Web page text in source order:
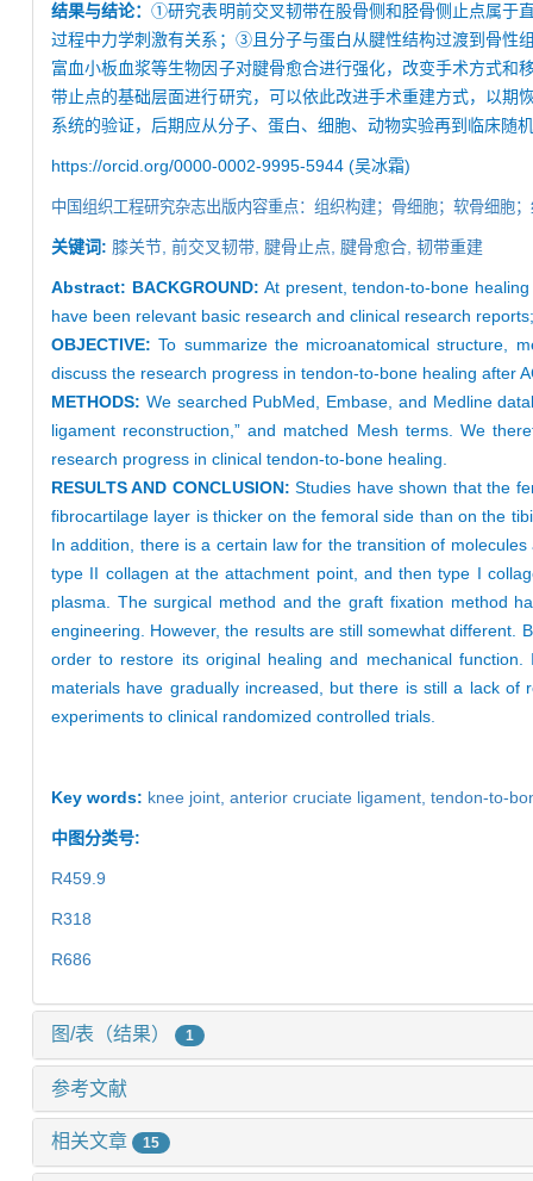
结果与结论：①研究表明前交叉韧带在股骨侧和胫骨侧止点属于
过程中力学刺激有关系；③且分子与蛋白从腱性结构过渡到骨
富血小板血浆等生物因子对腱骨愈合进行强化，改变手术方式
带止点的基础层面进行研究，可以依此改进手术重建方式，以
系统的验证，后期应从分子、蛋白、细胞、动物实验再到临床随
https://orcid.org/0000-0002-9995-5944 (吴冰霜)
中国组织工程研究杂志出版内容重点：组织构建；骨细胞；软骨细胞
关键词: 膝关节, 前交叉韧带, 腱骨止点, 腱骨愈合, 韧带重建
Abstract: BACKGROUND:At present, tendon-to-bone
have been relevant basic research and clinical research
OBJECTIVE:To summarize the microanatomical structure,
discuss the research progress in tendon-to-bone healing after
METHODS: We searched PubMed, Embase, and Medline
ligament reconstruction,” and matched Mesh terms. We
research progress in clinical tendon-to-bone healing.
RESULTS AND CONCLUSION:Studies have shown that the
fibrocartilage layer is thicker on the femoral side than on the
In addition, there is a certain law for the transition of
type II collagen at the attachment point, and then type I
plasma. The surgical method and the graft fixation method
engineering. However, the results are still somewhat different.
order to restore its original healing and mechanical
materials have gradually increased, but there is still a lack
experiments to clinical randomized controlled trials.
Key words: knee joint, anterior cruciate ligament, tendon-to-
中图分类号:
R459.9
R318
R686
图/表（结果） 1
参考文献
相关文章 15